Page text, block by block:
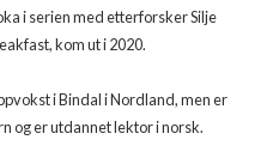
i serien med etterforsker Silje
kom ut i 2020.
i Bindal i Nordland, men er
og er utdannet lektor i norsk.